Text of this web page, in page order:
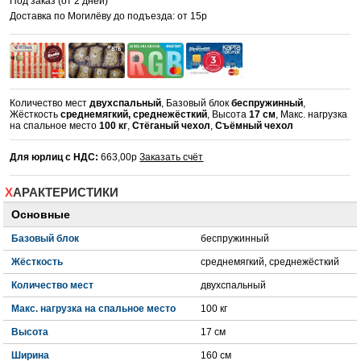
Доставка по Могилёву до подъезда: от 15р
Количество местдвухспальный , Базовый блокбеспружинный
Жёсткостьсреднемягкий, среднежёсткий , Высота17 см , Макс. нагрузка
на спальное место100 кг ,Стёганый чехол ,Съёмный чехол
Для юрлиц с НДС: 663,00рЗаказать счёт
ХАРАКТЕРИСТИКИ
Основные
Базовый блок беспружинный
Жёсткость среднемягкий, среднежёсткий
Количество мест двухспальный
Макс. нагрузка на спальное место 100 кг
Высота 17 см
Ширина 160 см